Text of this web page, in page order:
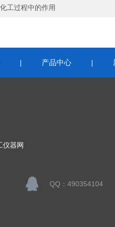
工过程中的作用
| 产品中心 |
仪器网
QQ：490354104